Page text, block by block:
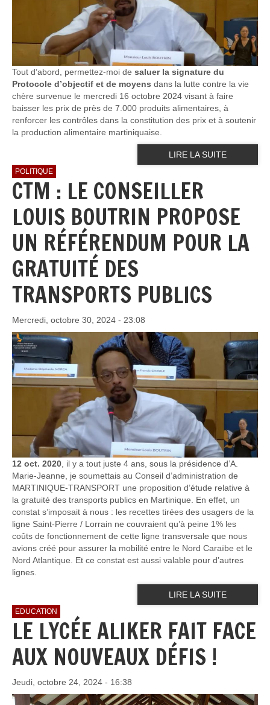
Tout d’abord, permettez-moi de saluer la signature du
Protocole d’objectif et de moyens dans la lutte contre la vie
chère survenue le mercredi 16 octobre 2024 visant à faire
baisser les prix de près de 7.000 produits alimentaires, à
renforcer les contrôles dans la constitution des prix et à soutenir
la production alimentaire martiniquaise.
LIRE LA SUITE
POLITIQUE
CTM : LE CONSEILLER
LOUIS BOUTRIN PROPOSE
UN RÉFÉRENDUM POUR LA
GRATUITÉ DES
TRANSPORTS PUBLICS
Mercredi, octobre 30, 2024 - 23:08
12 oct. 2020 , il y a tout juste 4 ans, sous la présidence d’A.
Marie-Jeanne, je soumettais au Conseil d’administration de
MARTINIQUE-TRANSPORT une proposition d’étude relative à
la gratuité des transports publics en Martinique. En effet, un
constat s’imposait à nous : les recettes tirées des usagers de la
ligne Saint-Pierre / Lorrain ne couvraient qu’à peine 1% les
coûts de fonctionnement de cette ligne transversale que nous
avions créé pour assurer la mobilité entre le Nord Caraïbe et le
Nord Atlantique. Et ce constat est aussi valable pour d’autres
lignes.
LIRE LA SUITE
EDUCATION
LE LYCÉE ALIKER FAIT FACE
AUX NOUVEAUX DÉFIS !
Jeudi, octobre 24, 2024 - 16:38